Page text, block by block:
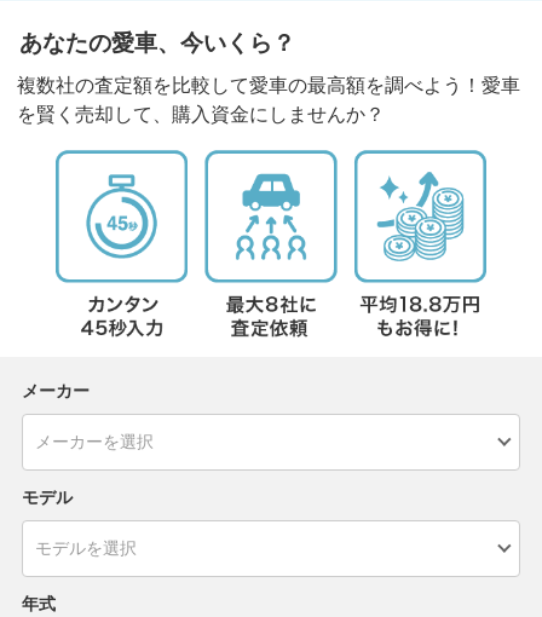
あなたの愛車、今いくら？
複数社の査定額を比較して愛車の最高額を調べよう！愛車
を賢く売却して、購入資金にしませんか？
メーカー
モデル
年式